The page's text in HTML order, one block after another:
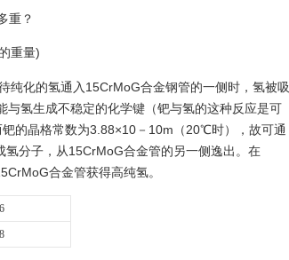
重？
重量)
化的氢通入15CrMoG合金钢管的一侧时，氢被吸
氢生成不稳定的化学键（钯与氢的这种反应是可
的晶格常数为3.88×10－10m（20℃时），故可通
分子，从15CrMoG合金管的另一侧逸出。在
合金管获得高纯氢。